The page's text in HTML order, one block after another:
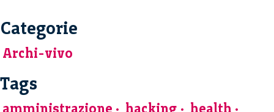
Categorie
Archi-vivo
Tags
amministrazione hacking
health